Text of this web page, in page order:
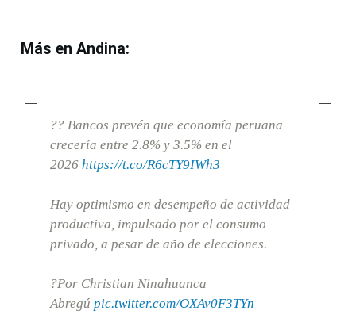
Más en Andina:
?? Bancos prevén que economía peruana
crecería entre 2.8% y 3.5% en el
2026 https://t.co/R6cTY9IWh3
Hay optimismo en desempeño de actividad
productiva, impulsado por el consumo
privado, a pesar de año de elecciones.
?Por Christian Ninahuanca
Abregú pic.twitter.com/OXAv0F3TYn